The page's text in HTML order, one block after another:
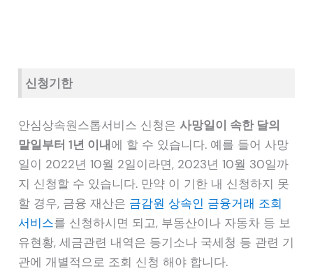
신청기한
안심상속원스톱서비스 신청은사망일이 속한 달의
말일부터 1년 이내에 할 수 있습니다. 예를 들어 사망
일이 2022년 10월 2일이라면, 2023년 10월 30일까
지 신청할 수 있습니다. 만약 이 기한 내 신청하지 못
할 경우, 금융 재산은 금감원 상속인 금융거래 조회
서비스를 신청하시면 되고, 부동산이나 자동차 등 보
유현황, 세금관련 내역은 등기소나 국세청 등 관련 기
관에 개별적으로 조회 신청 해야 합니다.